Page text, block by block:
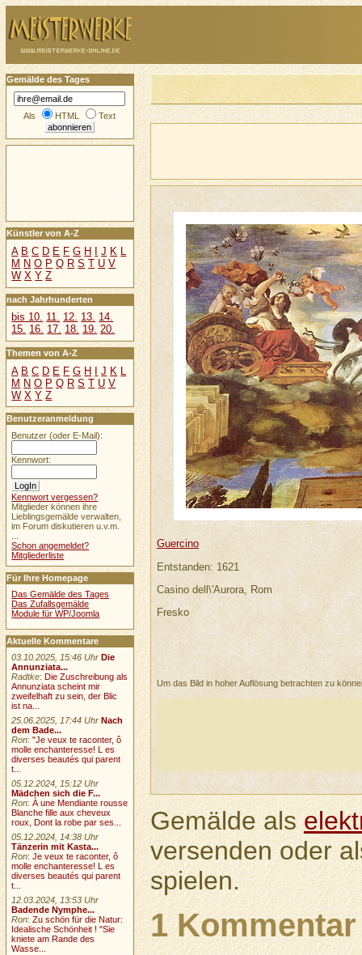
Guercino
Entstanden: 1621
Casino dell\'Aurora, Rom
Fresko
Um das Bild in hoher Auflösung betrachten zu
Gemälde als
versenden oder
spielen.
1
Gemälde des Tages
Als HTML Text
Künstler von A-Z
A B C D E F G H J K L
M N O P Q R S T U V
W X Y Z
nach Jahrhunderten
bis 10. 11. 12. 13. 14.
15. 16. 17. 18. 19. 20.
Themen von A-Z
A B C D E F G H I J K L
M N O P Q R S T U V
W X Y Z
Benutzeranmeldung
Benutzer (oder E-Mail):
Kennwort:
Kennwort vergessen?
Mitglieder können ihre
Lieblingsgemälde verwalten,
im Forum diskutieren u.v.m.
Schon angemeldet?
Mitgliederliste
Für Ihre Homepage
Das Gemälde des Tages
Das Zufallsgemälde
Module für WP/Joomla
Aktuelle Kommentare
03.10.2025, 15:46 Uhr Die
Annunziata...
Radtke: Die Zuschreibung als
Annunziata scheint mir
zweifelhaft zu sein, der Blic
ist na...
25.06.2025, 17:44 Uhr Nach
dem Bade...
Ron:"Je veux te raconter, ô
molle enchanteresse! L es
diverses beautés qui parent
t...
05.12.2024, 15:12 Uhr
Mädchen sich die F...
Ron:À une Mendiante rousse
Blanche fille aux cheveux
roux, Dont la robe par ses...
05.12.2024, 14:38 Uhr
Tänzerin mit Kasta...
Ron:Je veux te raconter, ô
molle enchanteresse! L es
diverses beautés qui parent
t...
12.03.2024, 13:53 Uhr
Badende Nymphe...
Ron:Zu schön für die Natur:
Idealische Schönheit ! "Sie
kniete am Rande des
Wasse...